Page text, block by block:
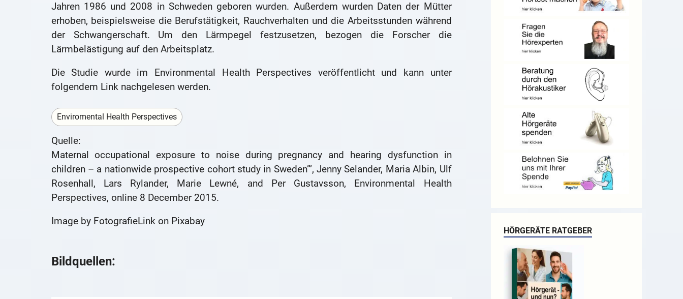
Jahren 1986 und 2008 in Schweden geboren wurden. Außerdem wurden Daten der Mütter
erhoben, beispielsweise die Berufstätigkeit, Rauchverhalten und die Arbeitsstunden während
der Schwangerschaft. Um den Lärmpegel festzusetzen, bezogen die Forscher die
Lärmbelästigung auf den Arbeitsplatz.
Die Studie wurde im Environmental Health Perspectives veröffentlicht und kann unter
folgendem Link nachgelesen werden.
Enviromental Health Perspectives
Quelle:
Maternal occupational exposure to noise during pregnancy and hearing dysfunction in
children – a nationwide prospective cohort study in Sweden”’, Jenny Selander, Maria Albin, Ulf
Rosenhall, Lars Rylander, Marie Lewné, and Per Gustavsson, Environmental Health
Perspectives, online 8 December 2015.
Image by FotografieLink on Pixabay
Bildquellen:
HÖRGERÄTE RATGEBER